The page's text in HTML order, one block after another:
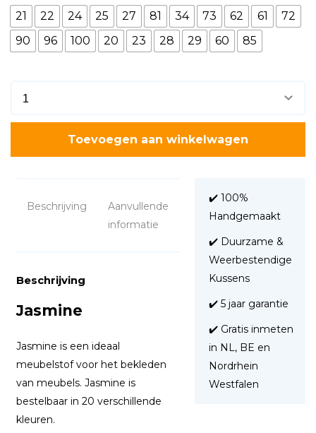
21 22 24 25 27 81 34 73 62 61
72
90
96 100 20 23 28 29 60 85
Toevoegen aan winkelwagen
Beschrijving
Aanvullende
informatie
Beschrijving
Jasmine
Jasmine is een ideaal
meubelstof voor het bekleden
van meubels. Jasmine is
bestelbaar in 20 verschillende
kleuren.
✔️ 100%
Handgemaakt
✔️ Duurzame &
Weerbestendige
Kussens
✔️ 5 jaar garantie
✔️ Gratis inmeten
in NL, BE en
Nordrhein
Westfalen